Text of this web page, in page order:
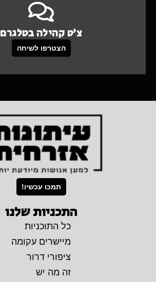
צ'ט קהילה בטלגרם
הצטרפו לשיחה
תמכו עכשיו!
התכניות שלנו
כל התוכניות
מיישרים עקומה
ציפורי דרור
זה מה יש